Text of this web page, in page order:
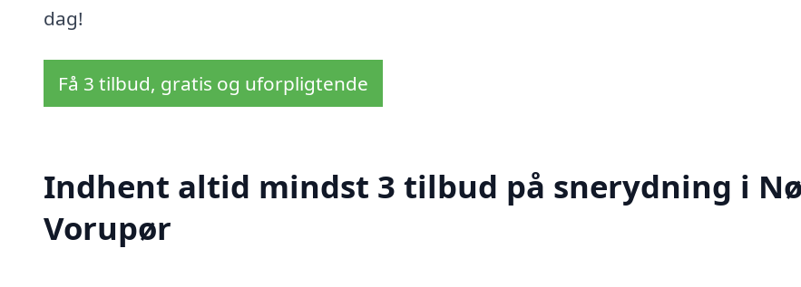
dag!
Få 3 tilbud, gratis og uforpligtende
Indhent altid mindst 3 tilbud på snerydning i
Vorupør